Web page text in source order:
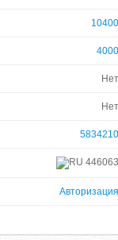
10400
4000
Нет
Нет
5834210
446063
Авторизация